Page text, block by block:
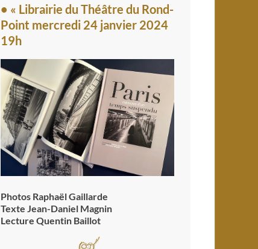
• « Librairie du Théâtre du Rond-
Point mercredi 24 janvier 2024
19h
Photos Raphaël Gaillarde
Texte Jean-Daniel Magnin
Lecture Quentin Baillot